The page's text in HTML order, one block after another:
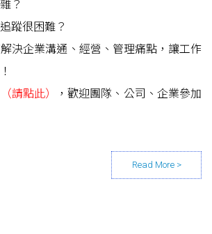
？
蹤很困難？
決企業溝通、經營、管理痛點，讓工作
請點此）
，歡迎團隊、公司、企業參加